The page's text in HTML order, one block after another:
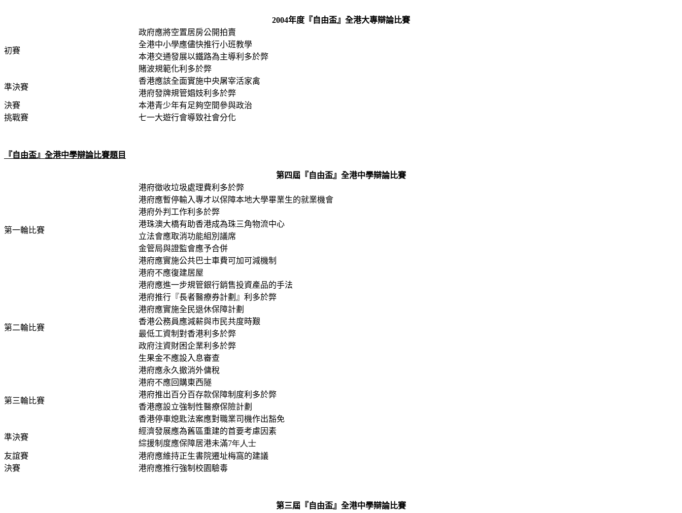
2004年度『自由盃』全港大專辯論比賽
初賽
政府應將空置居房公開拍賣
全港中小學應儘快推行小班教學
本港交通發展以鐵路為主導利多於弊
賭波規範化利多於弊
準決賽
香港應該全面實施中央屠宰活家禽
港府發牌規管娼妓利多於弊
決賽
本港青少年有足夠空間參與政治
挑戰賽
七一大遊行會導致社會分化
『自由盃』全港中學辯論比賽題目
第四屆『自由盃』全港中學辯論比賽
第一輪比賽
港府徵收垃圾處理費利多於弊
港府應暫停輸入專才以保障本地大學畢業生的就業機會
港府外判工作利多於弊
港珠澳大橋有助香港成為珠三角物流中心
立法會應取消功能組別議席
金管局與證監會應予合併
港府應實施公共巴士車費可加可減機制
港府不應復建居屋
第二輪比賽
港府應進一步規管銀行銷售投資產品的手法
港府推行『長者醫療券計劃』利多於弊
港府應實施全民退休保障計劃
香港公務員應減薪與市民共度時艱
最低工資制對香港利多於弊
政府注資財困企業利多於弊
生果金不應設入息審查
港府應永久撤消外傭稅
第三輪比賽
港府不應回購東西隧
港府推出百分百存款保障制度利多於弊
香港應設立強制性醫療保險計劃
香港停車熄匙法案應對職業司機作出豁免
準決賽
經濟發展應為舊區重建的首要考慮因素
綜援制度應保障居港未滿7年人士
友誼賽
港府應維持正生書院遷址梅窩的建議
決賽
港府應推行強制校園驗毒
第三屆『自由盃』全港中學辯論比賽